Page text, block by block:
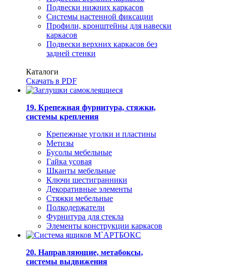
Подвески нижних каркасов
Системы настенной фиксации
Профили, кронштейны для навески
каркасов
Подвески верхних каркасов без
задней стенки
Каталоги
Скачать в PDF
19. Крепежная фурнитура, стяжки,
системы крепления
Крепежные уголки и пластины
Метизы
Бусолы мебельные
Гайка усовая
Шканты мебельные
Ключи шестигранники
Декоративные элементы
Стяжки мебельные
Полкодержатели
Фурнитура для стекла
Элементы конструкции каркасов
20. Направляющие, метабоксы,
системы выдвижения